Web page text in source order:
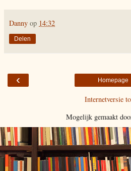
Danny op 14:32
Delen
‹ Homepage
Internetversie
Mogelijk gemaakt